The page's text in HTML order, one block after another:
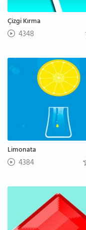
Çizgi Kırma
4348
Limonata
4384